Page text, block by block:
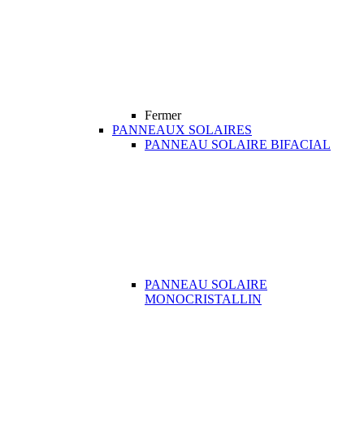
Fermer
PANNEAUX SOLAIRES
PANNEAU SOLAIRE BIFACIAL
PANNEAU SOLAIRE
MONOCRISTALLIN